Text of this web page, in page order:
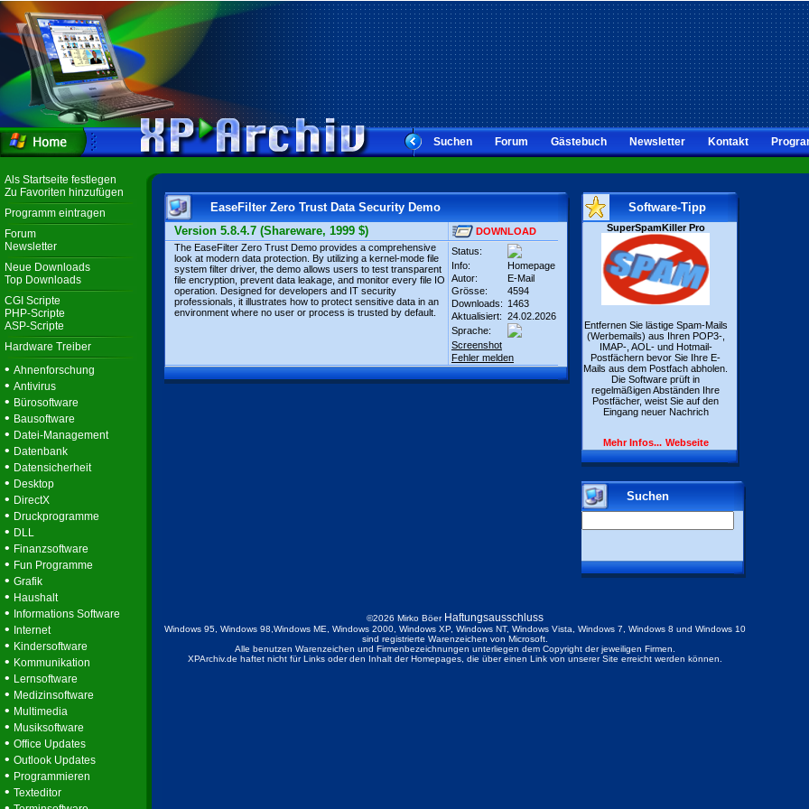
Suchen Forum Gästebuch Newsletter Kontakt
Als Startseite festlegen
Zu Favoriten hinzufügen
Programm eintragen
Forum
Newsletter
Neue Downloads
Top Downloads
CGI Scripte
PHP-Scripte
ASP-Scripte
Hardware Treiber
• Ahnenforschung
• Antivirus
• Bürosoftware
• Bausoftware
• Datei-Management
• Datenbank
• Datensicherheit
• Desktop
• DirectX
• Druckprogramme
• DLL
• Finanzsoftware
• Fun Programme
• Grafik
• Haushalt
• Informations Software
• Internet
• Kindersoftware
• Kommunikation
• Lernsoftware
• Medizinsoftware
• Multimedia
• Musiksoftware
• Office Updates
• Outlook Updates
• Programmieren
• Texteditor
EaseFilter Zero Trust Data Security Demo
Version 5.8.4.7 (Shareware, 1999 $)
DOWNLOAD
The EaseFilter Zero Trust Demo provides a comprehensive
look at modern data protection. By utilizing a kernel-mode file
system filter driver, the demo allows users to test transparent
file encryption, prevent data leakage, and monitor every file IO
operation. Designed for developers and IT security
professionals, it illustrates how to protect sensitive data in an
environment where no user or process is trusted by default.
Status:
Info:
Homepage
Autor:
E-Mail
Grösse:
4594
Downloads: 1463
Aktualisiert: 24.02.2026
Sprache:
Screenshot
Fehler melden
Software-Tipp
SuperSpamKiller Pro
Entfernen Sie lästige Spam-Mails
(Werbemails) aus Ihren POP3-,
IMAP-, AOL- und Hotmail-
Postfächern bevor Sie Ihre E-
Mails aus dem Postfach abholen.
Die Software prüft in
regelmäßigen Abständen Ihre
Postfächer, weist Sie auf den
Eingang neuer Nachrich
Mehr Infos... Webseite
Suchen
©2026 Mirko Böer Haftungsausschluss
Windows 95, Windows 98,Windows ME, Windows 2000, Windows XP, Windows NT, Windows Vista, Windows 7, Windows 8 und Windows 10
sind registrierte Warenzeichen von Microsoft.
Alle benutzen Warenzeichen und Firmenbezeichnungen unterliegen dem Copyright der jeweiligen Firmen.
XPArchiv.de haftet nicht für Links oder den Inhalt der Homepages, die über einen Link von unserer Site erreicht werden können.